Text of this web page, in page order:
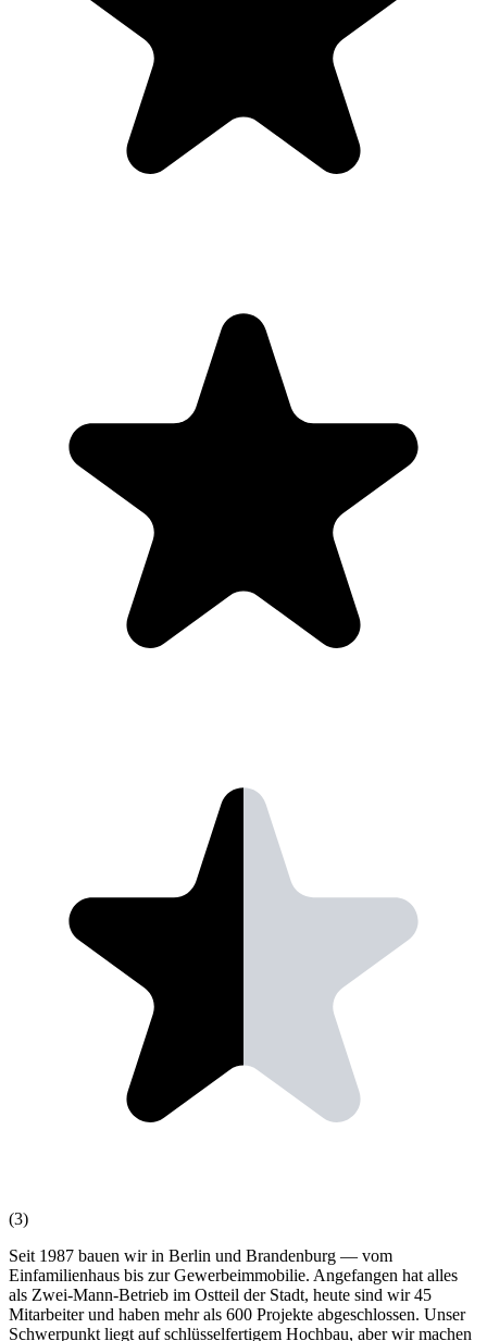
(3)
Seit 1987 bauen wir in Berlin und Brandenburg — vom
Einfamilienhaus bis zur Gewerbeimmobilie. Angefangen hat alles
als Zwei-Mann-Betrieb im Ostteil der Stadt, heute sind wir 45
Mitarbeiter und haben mehr als 600 Projekte abgeschlossen. Unser
Schwerpunkt liegt auf schlüsselfertigem Hochbau, aber wir machen